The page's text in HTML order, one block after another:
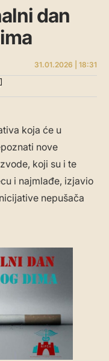
dan
31.01.2026 | 18:31
koja će u
nove
koji su i te
i najmlađe, izjavio
nepušača